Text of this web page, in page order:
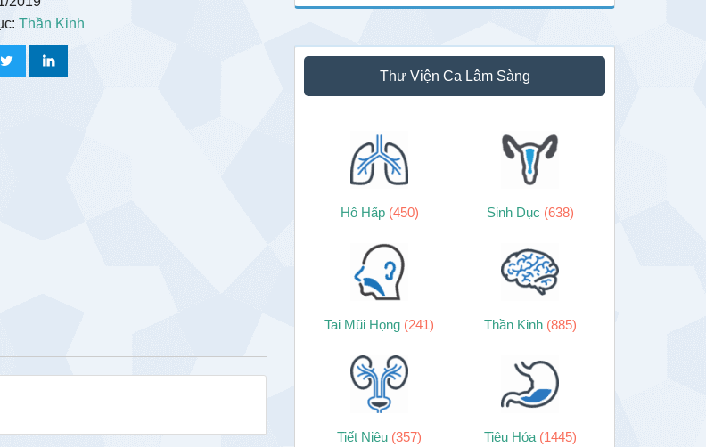
Thần Kinh
Thư Viện Ca Lâm Sàng
Hô Hấp (450) Sinh Dục (638)
Tai Mũi Họng (241) Thần Kinh (885)
Tiết Niệu (357) Tiêu Hóa (1445)